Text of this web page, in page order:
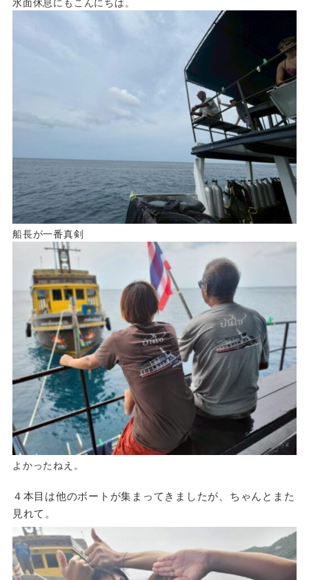
船長が一番真剣
よかったねえ。
４本目は他のボートが集まってきましたが、ちゃんとまた
見れて。